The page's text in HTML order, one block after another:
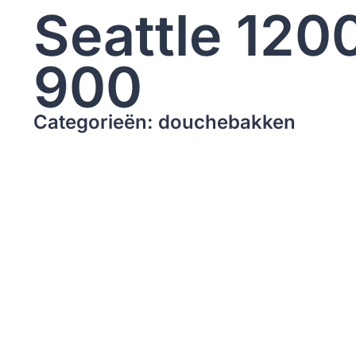
Seattle
900
Categorieën: douchebakken